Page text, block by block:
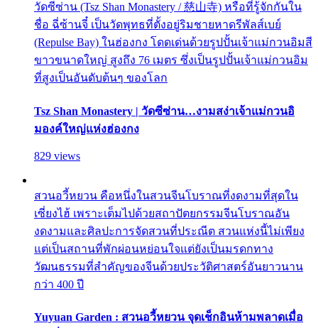
วัดซีซ่าน (Tsz Shan Monastery / 慈山寺) หรือที่รู้จักกันใน
ชื่อ ฉี่ซ้านจี๋ เป็นวัดพุทธที่ตั้งอยู่ริมชายหาดรีพัลส์เบย์
(Repulse Bay) ในฮ่องกง โดดเด่นด้วยรูปปั้นเจ้าแม่กวนอิมสี
ขาวขนาดใหญ่ สูงถึง 76 เมตร ซึ่งเป็นรูปปั้นเจ้าแม่กวนอิม
ที่สูงเป็นอันดับต้นๆ ของโลก
Tsz Shan Monastery | วัดซีซ่าน…งามสง่าเจ้าแม่กวนอิ
มองค์ใหญ่แห่งฮ่องกง
829 views
สวนอวี้หยวน คือหนึ่งในสวนจีนโบราณที่งดงามที่สุดใน
เซี่ยงไฮ้ เพราะเต็มไปด้วยสถาปัตยกรรมจีนโบราณอัน
งดงามและศิลปะการจัดสวนที่ประณีต สวนแห่งนี้ไม่เพียง
แต่เป็นสถานที่พักผ่อนหย่อนใจแต่ยังเป็นมรดกทาง
วัฒนธรรมที่สำคัญของจีนด้วยประวัติศาสตร์อันยาวนาน
กว่า 400 ปี
Yuyuan Garden : สวนอวี้หยวน จุดเช็กอินห้ามพลาดเมื่อ